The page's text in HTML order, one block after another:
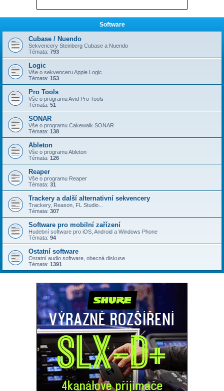
Software
Cubase / Nuendo
Sekvencery Steinberg Cubase a Nuendo
Témata: 793
Logic
Vše o sekvenceru Apple Logic
Témata: 153
Pro Tools
Vše o programu Avid Pro Tools
Témata: 51
SONAR
Vše o programu Cakewalk SONAR
Témata: 138
Ableton
Vše o programu Ableton
Témata: 126
Reaper
Vše o programu Reaper
Témata: 31
Trackery a další alternativní sekvencery
Trackery, Reason, FL Studio...
Témata: 307
Software pro mobilní zařízení
Hudební software pro iOS, Android a Windows Phone
Témata: 94
Ostatní software
Ostatní audio software, obecná diskuse
Témata: 1391